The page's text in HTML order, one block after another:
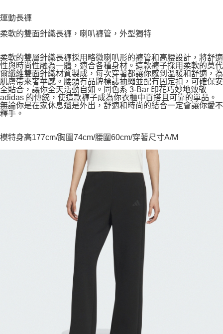
運動長褲
柔軟的雙面針織長褲，喇叭褲管，外型獨特
柔軟的雙層針織長褲採用略微喇叭形的褲管和高腰設計，將舒適
性與時尚性融為一體，適合各種身材。這款褲子採用柔軟的莫代
爾纖維雙面針織材質製成，每次穿著都讓你感到溫暖和舒適，為
肌膚帶來奢華感。腰頭有品牌標誌抽繩並配有固定扣，可確保安
全貼合，讓你全天活動自如。同色系 3-Bar 印花巧妙地致敬
adidas 的傳統，使這款褲子成為你衣櫃中百搭且可靠的單品。
無論你是在家休息還是外出，舒適和時尚的結合一定會讓你愛不
釋手。
模特身高177cm/胸圍74cm/腰圍60cm/穿著尺寸A/M